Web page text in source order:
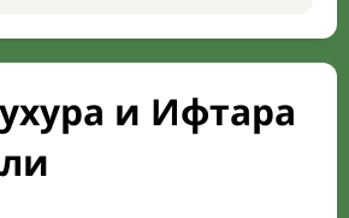
и Ифтара